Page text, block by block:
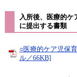
入所後、医療的ケ
に提出する書類
○医療的ケア児保
ル／66KB]